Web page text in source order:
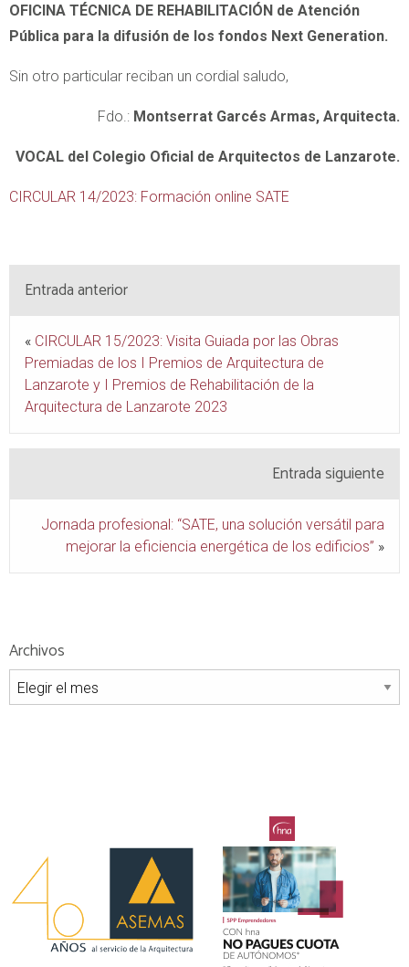
OFICINA TÉCNICA DE REHABILITACIÓN de Atención
Pública para la difusión de los fondos Next Generation.
Sin otro particular reciban un cordial saludo,
Fdo.: Montserrat Garcés Armas, Arquitecta.
VOCAL del Colegio Oficial de Arquitectos de Lanzarote.
CIRCULAR 14/2023: Formación online SATE
Entrada anterior
« CIRCULAR 15/2023: Visita Guiada por las Obras
Premiadas de los I Premios de Arquitectura de
Lanzarote y I Premios de Rehabilitación de la
Arquitectura de Lanzarote 2023
Entrada siguiente
Jornada profesional: “SATE, una solución versátil para
mejorar la eficiencia energética de los edificios” »
Archivos
Archivos